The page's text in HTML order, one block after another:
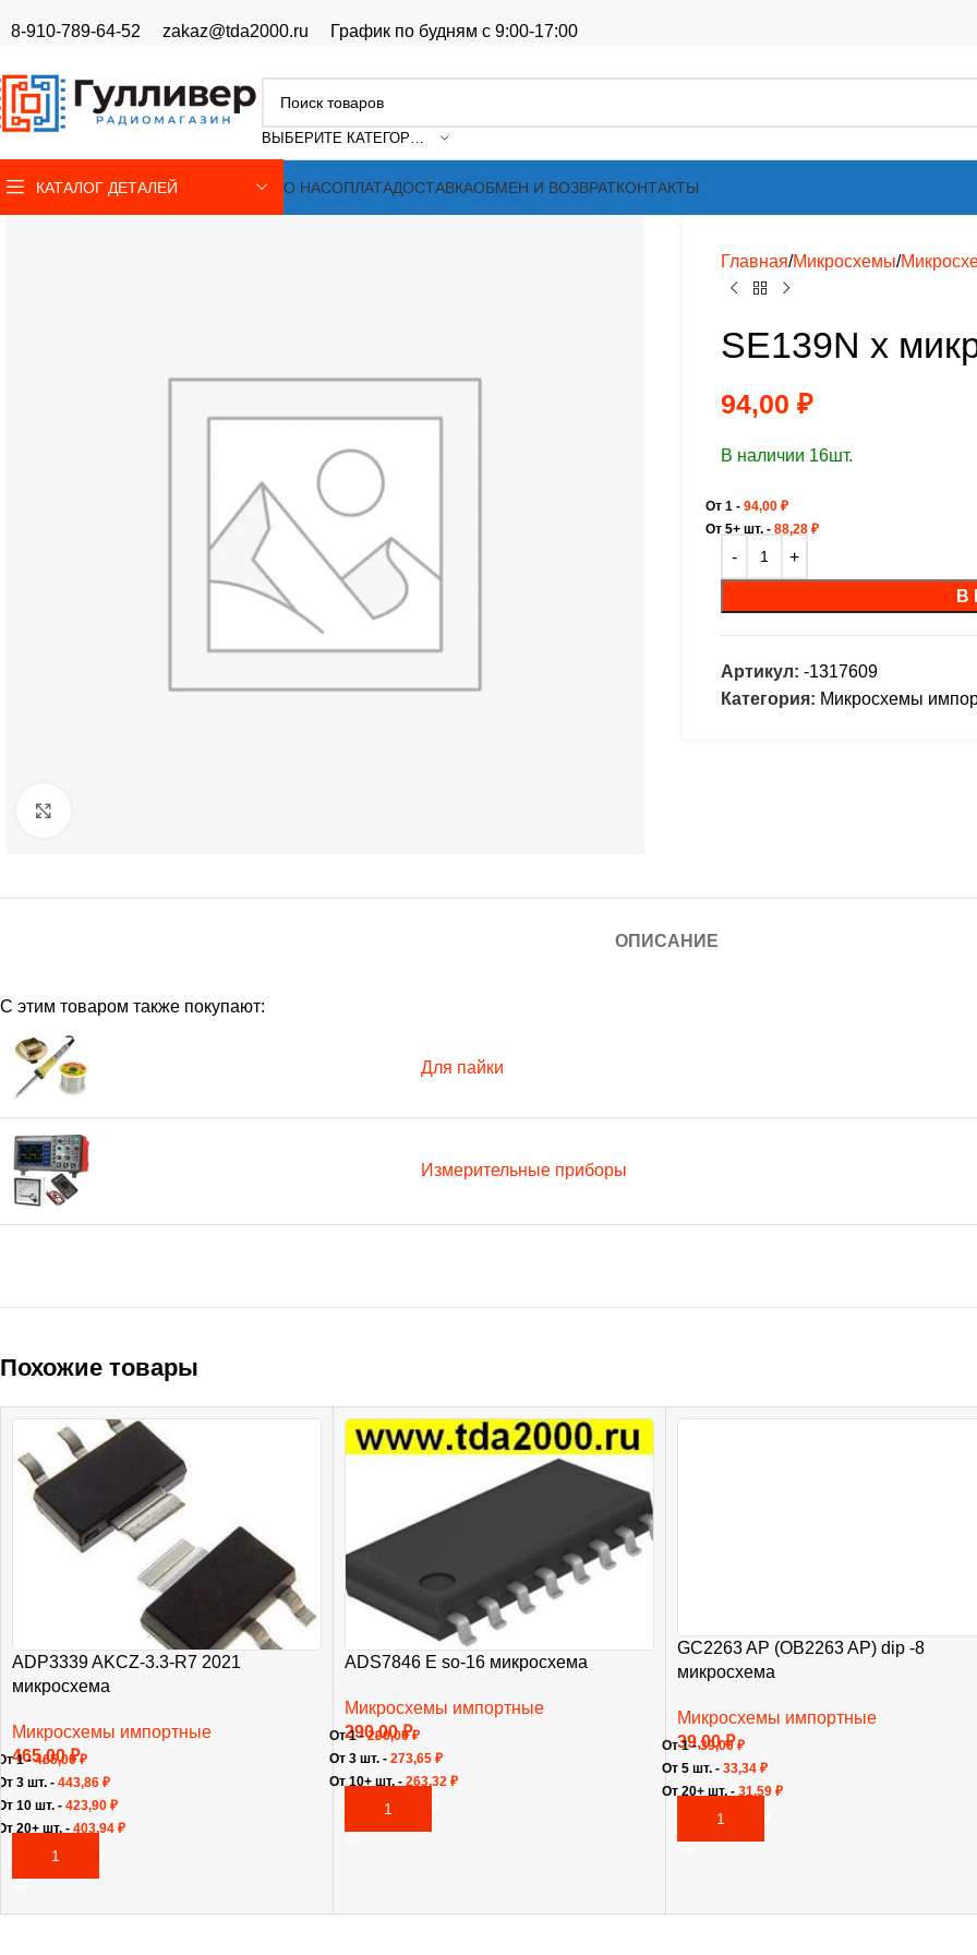
8-910-789-64-52 zakaz@tda2000.ru График по будням с 9:00-17:00
ВЫБЕРИТЕ КАТЕГОРИЮ
КАТАЛОГ ДЕТАЛЕЙ О НАСОПЛАТАДОСТАВКАОБМЕН И ВОЗВРАТКОНТАКТЫ
Главная Микросхемы
SE139N х
94,00 ₽
В наличии 16шт.
От 1 - 94,00 ₽
От 5+ шт. - 88,28 ₽
В
Артикул: -1317609
Категория: Микросхемы
ОПИСАНИЕ
С этим товаром также покупают:
Для пайки
Измерительные приборы
Похожие товары
ADP3339 AKCZ-3.3-R7 2021
микросхема
Микросхемы импортные
465,00₽
В КОРЗИНУ
1 -465,00₽
3 шт. - 443,86 ₽
10 шт. - 423,90 ₽
20+ шт. - 403,94 ₽
ADS7846 E so-16 микросхема
Микросхемы импортные
290,00₽
В КОРЗИНУ
От 1 -290,00₽
От 3 шт. - 273,65 ₽
От 10+ шт. - 263,32 ₽
GC2263 AP (OB2263 AP) dip -8
микросхема
Микросхемы импортные
39,00₽
В КОРЗИНУ
От 1 -39,00₽
От 5 шт. - 33,34 ₽
От 20+ шт. - 31,59 ₽